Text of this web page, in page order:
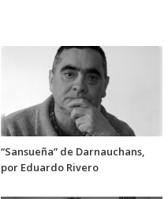
“Sansueña” de Darnauchans,
por Eduardo Rivero